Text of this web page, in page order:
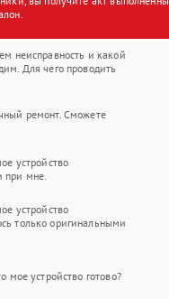
неисправность и какой
Для чего проводить
ремонт. Сможете
устройство
при мне.
устройство
только оригинальными
мое устройство готово?